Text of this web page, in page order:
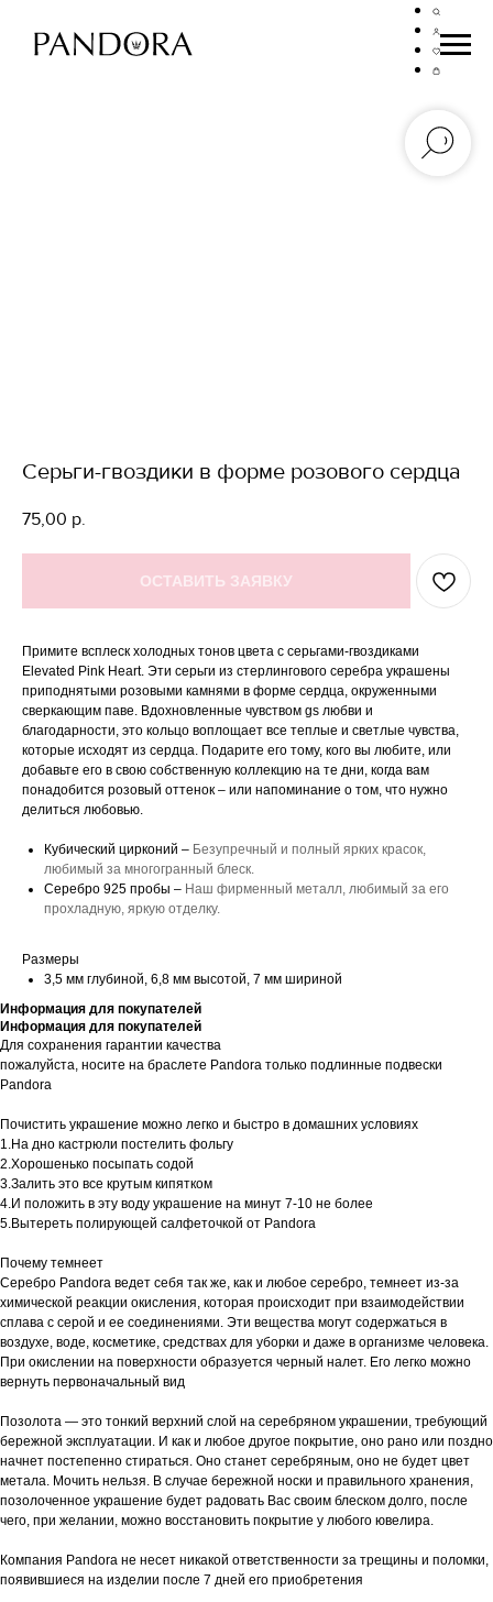
Серьги-гвоздики в форме розового сердца
75,00 р.
ОСТАВИТЬ ЗАЯВКУ
Примите всплеск холодных тонов цвета с серьгами-гвоздиками
Elevated Pink Heart. Эти серьги из стерлингового серебра украшены
приподнятыми розовыми камнями в форме сердца, окруженными
сверкающим паве. Вдохновленные чувством gs любви и
благодарности, это кольцо воплощает все теплые и светлые чувства,
которые исходят из сердца. Подарите его тому, кого вы любите, или
добавьте его в свою собственную коллекцию на те дни, когда вам
понадобится розовый оттенок – или напоминание о том, что нужно
делиться любовью.
Кубический цирконий – Безупречный и полный ярких красок,
любимый за многогранный блеск.
Серебро 925 пробы – Наш фирменный металл, любимый за его
прохладную, яркую отделку.
Размеры
3,5 мм глубиной, 6,8 мм высотой, 7 мм шириной
Информация для покупателей
Информация для покупателей
Для сохранения гарантии качества
пожалуйста, носите на браслете Pandora только подлинные подвески
Pandora
Почистить украшение можно легко и быстро в домашних условиях
1.На дно кастрюли постелить фольгу
2.Хорошенько посыпать содой
3.Залить это все крутым кипятком
4.И положить в эту воду украшение на минут 7-10 не более
5.Вытереть полирующей салфеточкой от Pandora
Почему темнеет
Серебро Pandora ведет себя так же, как и любое серебро, темнеет из-за
химической реакции окисления, которая происходит при взаимодействии
сплава с серой и ее соединениями. Эти вещества могут содержаться в
воздухе, воде, косметике, средствах для уборки и даже в организме человека.
При окислении на поверхности образуется черный налет. Его легко можно
вернуть первоначальный вид
Позолота — это тонкий верхний слой на серебряном украшении, требующий
бережной эксплуатации. И как и любое другое покрытие, оно рано или поздно
начнет постепенно стираться. Оно станет серебряным, оно не будет цвет
метала. Мочить нельзя. В случае бережной носки и правильного хранения,
позолоченное украшение будет радовать Вас своим блеском долго, после
чего, при желании, можно восстановить покрытие у любого ювелира.
Компания Pandora не несет никакой ответственности за трещины и поломки,
появившиеся на изделии после 7 дней его приобретения